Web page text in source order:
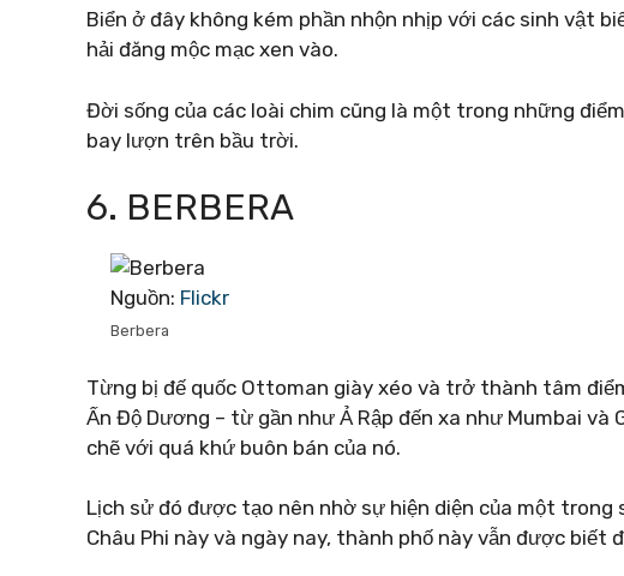
Biển ở đây không kém phần nhộn nhịp với các sinh vật
hải đăng mộc mạc xen vào.
Đời sống của các loài chim cũng là một trong những
bay lượn trên bầu trời.
6. BERBERA
Nguồn: Flickr
Berbera
Từng bị đế quốc Ottoman giày xéo và trở thành tâm
Ấn Độ Dương – từ gần như Ả Rập đến xa như Mumbai và
chẽ với quá khứ buôn bán của nó.
Lịch sử đó được tạo nên nhờ sự hiện diện của một
Châu Phi này và ngày nay, thành phố này vẫn được biết